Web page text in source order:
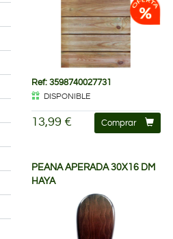
Ref: 3598740027731
DISPONIBLE
13,99 € Comprar
PEANA APERADA 30X16 DM
HAYA